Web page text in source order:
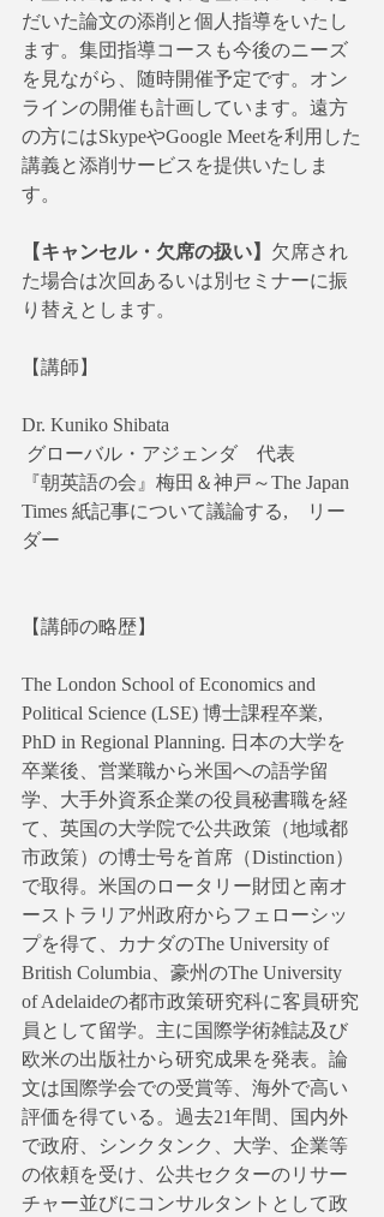
だいた論文の添削と個人指導をいたし
ます。集団指導コースも今後のニーズ
を見ながら、随時開催予定です。オン
ラインの開催も計画しています。遠方
の方にはSkypeやGoogle Meetを利用した
講義と添削サービスを提供いたしま
す。
【キャンセル・欠席の扱い】 欠席され
た場合は次回あるいは別セミナーに振
り替えとします。
【講師】
Dr. Kuniko Shibata
グローバル・アジェンダ　代表
『朝英語の会』梅田＆神戸～The Japan
Times 紙記事について議論する,　リー
ダー
【講師の略歴】
The London School of Economics and
Political Science (LSE) 博士課程卒業,
PhD in Regional Planning. 日本の大学を
卒業後、営業職から米国への語学留
学、大手外資系企業の役員秘書職を経
て、英国の大学院で公共政策（地域都
市政策）の博士号を首席（Distinction）
で取得。米国のロータリー財団と南オ
ーストラリア州政府からフェローシッ
プを得て、カナダのThe University of
British Columbia、豪州のThe University
of Adelaideの都市政策研究科に客員研究
員として留学。主に国際学術雑誌及び
欧米の出版社から研究成果を発表。論
文は国際学会での受賞等、海外で高い
評価を得ている。過去21年間、国内外
で政府、シンクタンク、大学、企業等
の依頼を受け、公共セクターのリサー
チャー並びにコンサルタントとして政